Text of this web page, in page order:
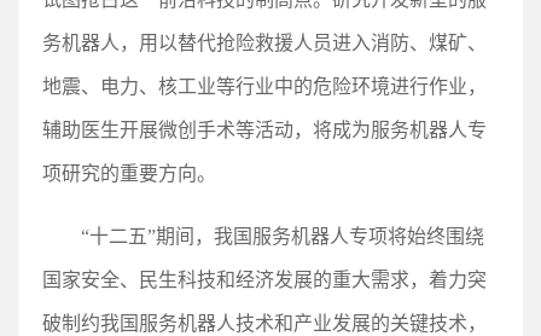
务机器人，用以替代抢险救援人员进入消防、煤矿、
地震、电力、核工业等行业中的危险环境进行作业，
辅助医生开展微创手术等活动，将成为服务机器人专
项研究的重要方向。
“十二五”期间，我国服务机器人专项将始终围绕
国家安全、民生科技和经济发展的重大需求，着力突
破制约我国服务机器人技术和产业发展的关键技术，